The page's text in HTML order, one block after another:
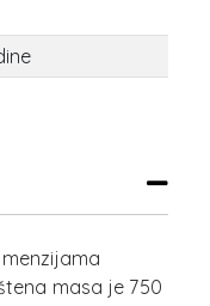
masa je 750